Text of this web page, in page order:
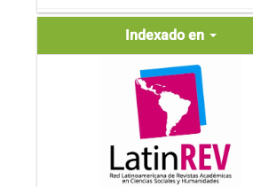
Indexado en